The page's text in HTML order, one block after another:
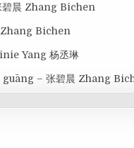
晨 Zhang Bichen
Bichen
Yang 杨丞琳
– 张碧晨 Zhang